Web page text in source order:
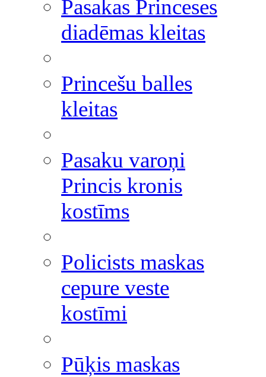
Pasakas Princeses
diadēmas kleitas
Princešu balles
kleitas
Pasaku varoņi
Princis kronis
kostīms
Policists maskas
cepure veste
kostīmi
Pūķis maskas